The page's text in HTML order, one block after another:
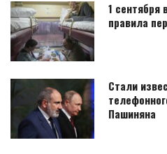
1 сентября
правила
Стали
Пашиняна